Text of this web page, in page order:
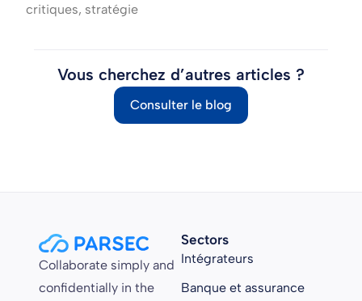
critiques, stratégie
Vous cherchez d’autres articles ?
Consulter le blog
Collaborate simply and
confidentially in the
Sectors
Intégrateurs
Banque et assurance